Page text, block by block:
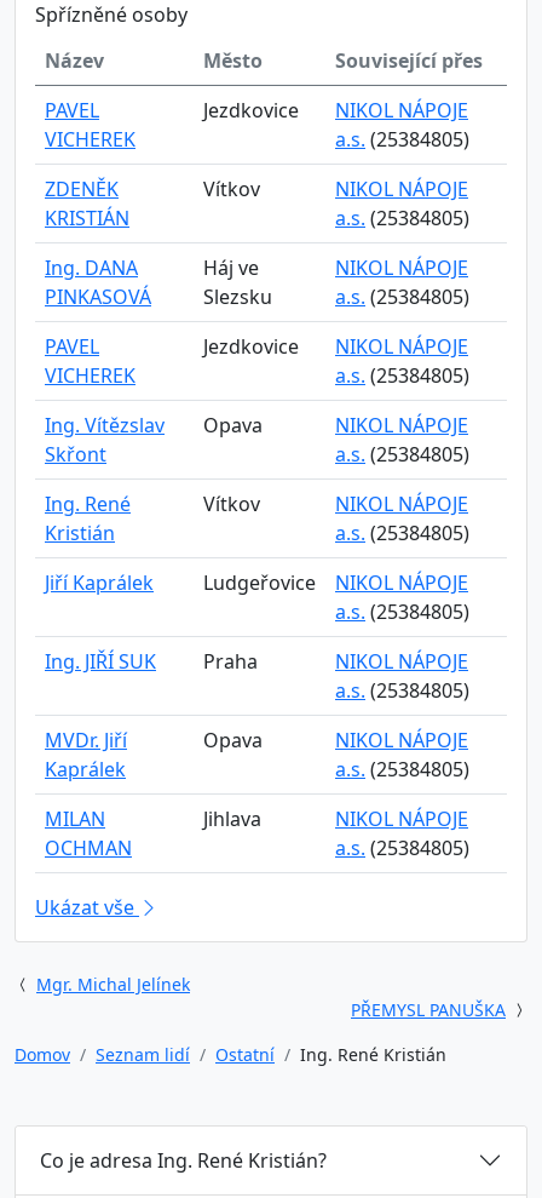
Spřízněné osoby
Název
Město
Související přes
PAVEL
VICHEREK
Jezdkovice
NIKOL NÁPOJE
a.s. (25384805)
ZDENĚK
KRISTIÁN
Vítkov
NIKOL NÁPOJE
a.s. (25384805)
Ing. DANA
PINKASOVÁ
Háj ve
Slezsku
NIKOL NÁPOJE
a.s. (25384805)
PAVEL
VICHEREK
Jezdkovice
NIKOL NÁPOJE
a.s. (25384805)
Ing. Vítězslav
Skřont
Opava
NIKOL NÁPOJE
a.s. (25384805)
Ing. René
Kristián
Vítkov
NIKOL NÁPOJE
a.s. (25384805)
Jiří Kaprálek
Ludgeřovice
NIKOL NÁPOJE
a.s. (25384805)
Ing. JIŘÍ SUK
Praha
NIKOL NÁPOJE
a.s. (25384805)
MVDr. Jiří
Kaprálek
Opava
NIKOL NÁPOJE
a.s. (25384805)
MILAN
OCHMAN
Jihlava
NIKOL NÁPOJE
a.s. (25384805)
Ukázat vše
Mgr. Michal Jelínek
PŘEMYSL PANUŠKA
Domov
Seznam lidí Ostatní Ing. René Kristián
Co je adresa Ing. René Kristián?